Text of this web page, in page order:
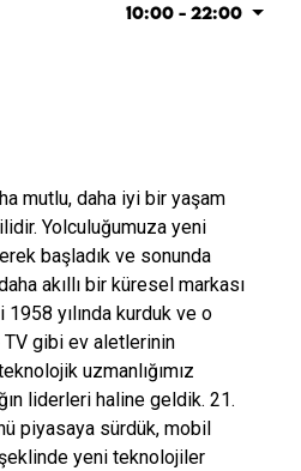
mutlu, daha iyi bir yaşam
Yolculuğumuza yeni
başladık ve sonunda
akıllı bir küresel markası
yılında kurduk ve o
gibi ev aletlerinin
uzmanlığımız
liderleri haline geldik. 21.
piyasaya sürdük, mobil
yeni teknolojiler
10:00 - 22:00